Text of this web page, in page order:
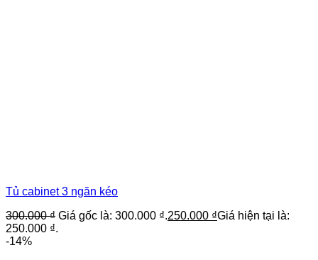
Tủ cabinet 3 ngăn kéo
300.000₫ Giá gốc là: 300.000 ₫.250.000 ₫Giá hiện tại là:
250.000 ₫.
-14%